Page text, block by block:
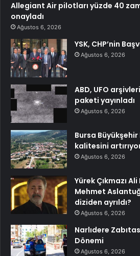
Allegiant Air pilotları yüzde 40
onayladı
Ağustos 6, 2026
YSK, CHP’nin
Ağustos 6, 2026
ABD, UFO
paketi yayınladı
Ağustos 6, 2026
Bursa Büyükşehir
kalitesini
Ağustos 6, 2026
Yürek Çıkmazı
Mehmet
diziden ayrıldı?
Ağustos 6, 2026
Narlıdere
Dönemi
Ağustos 6, 2026